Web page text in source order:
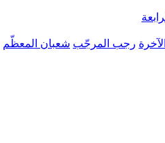
رجب المرجّب شعبان المعظّم